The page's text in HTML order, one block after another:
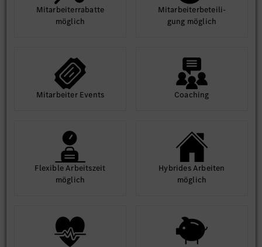
Mit­arbeiter­rabatte
möglich
Mit­arbeiter­beteili­
gung möglich
Mit­arbeiter Events Coaching
Flexible Arbeits­zeit
möglich
Hybrides Arbeiten
möglich